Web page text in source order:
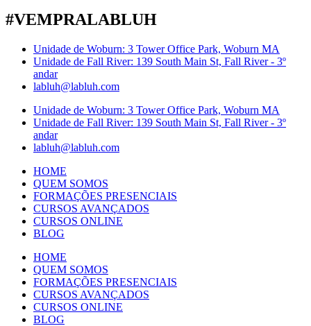
#VEMPRALABLUH
Unidade de Woburn: 3 Tower Office Park, Woburn MA
Unidade de Fall River: 139 South Main St, Fall River - 3º
andar
labluh@labluh.com
Unidade de Woburn: 3 Tower Office Park, Woburn MA
Unidade de Fall River: 139 South Main St, Fall River - 3º
andar
labluh@labluh.com
HOME
QUEM SOMOS
FORMAÇÕES PRESENCIAIS
CURSOS AVANÇADOS
CURSOS ONLINE
BLOG
HOME
QUEM SOMOS
FORMAÇÕES PRESENCIAIS
CURSOS AVANÇADOS
CURSOS ONLINE
BLOG